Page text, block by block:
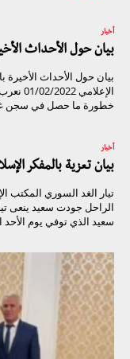
أخبار
بيان حول الأحداث
بيان حول الأحداث الأخيرة
خطورة ما حصل في سجن
أخبار
بيان تعزية بالمفكر
الراحل جودت سعيد ينعى
سعيد الذي توفي يوم الأحد الموافق